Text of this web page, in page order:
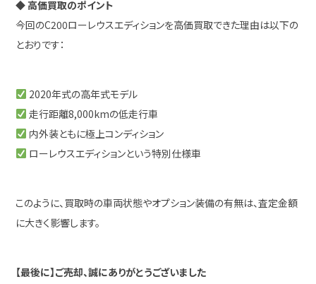
◆ 高価買取のポイント
今回のC200ローレウスエディションを高価買取できた理由は以下の
とおりです：
2020年式の高年式モデル
走行距離8,000kmの低走行車
内外装ともに極上コンディション
ローレウスエディションという特別仕様車
このように、買取時の車両状態やオプション装備の有無は、査定金額
に大きく影響します。
【最後に】ご売却、誠にありがとうございました